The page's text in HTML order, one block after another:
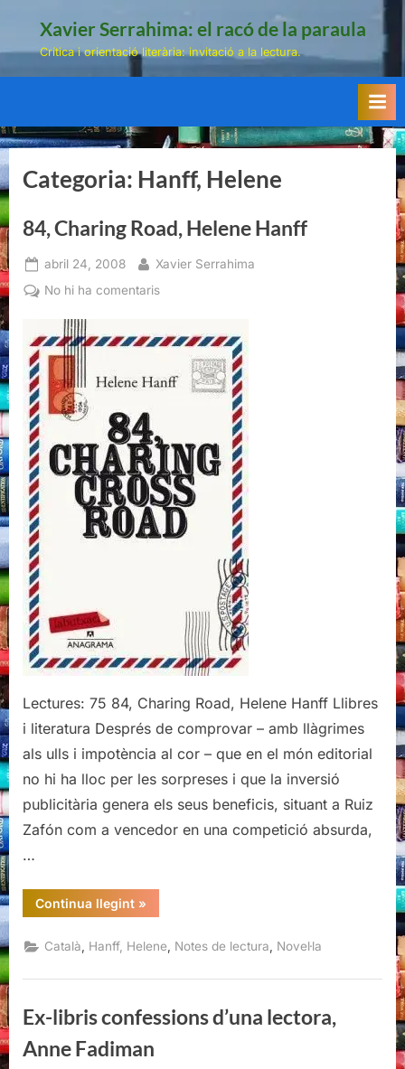
Xavier Serrahima: el racó de la paraula
Crítica i orientació literària: invitació a la lectura.
Categoria: Hanff, Helene
84, Charing Road, Helene Hanff
Posted
on
abril 24, 2008 By
Xavier Serrahima
No hi ha comentarisa
Charing
Road,
Helene
Hanff
Lectures: 75 84, Charing Road, Helene Hanff Llibres
i literatura Després de comprovar – amb llàgrimes
als ulls i impotència al cor – que en el món editorial
no hi ha lloc per les sorpreses i que la inversió
publicitària genera els seus beneficis, situant a Ruiz
Zafón com a vencedor en una competició absurda,
…
Continua llegint“84,
Charing
Helene
Hanff”
»
Català Hanff, Helene Notes de lectura Novel·la
Ex-libris confessions d’una lectora,
Anne Fadiman